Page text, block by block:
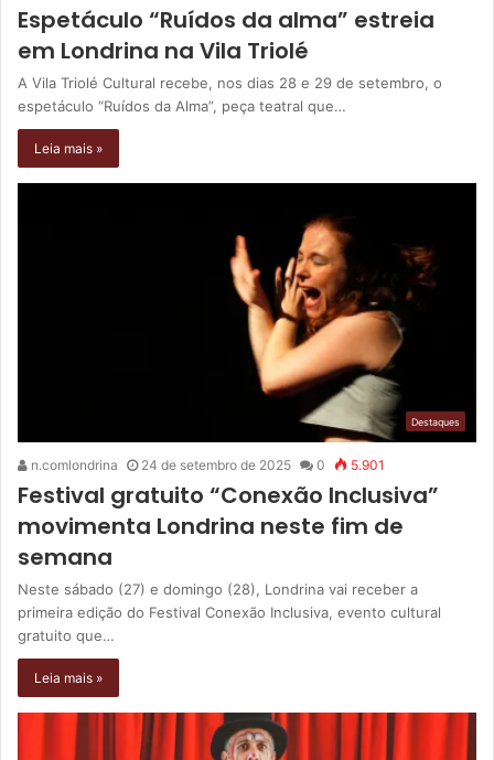
Espetáculo “Ruídos da alma” estreia
em Londrina na Vila Triolé
A Vila Triolé Cultural recebe, nos dias 28 e 29 de setembro, o
espetáculo “Ruídos da Alma”, peça teatral que…
Leia mais »
Destaques
n.comlondrina 24 de setembro de 2025 0 5.901
Festival gratuito “Conexão Inclusiva”
movimenta Londrina neste fim de
semana
Neste sábado (27) e domingo (28), Londrina vai receber a
primeira edição do Festival Conexão Inclusiva, evento cultural
gratuito que…
Leia mais »